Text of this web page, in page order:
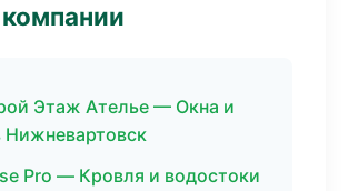
Этаж Ателье — Окна и
Нижневартовск
Pro — Кровля и водостоки